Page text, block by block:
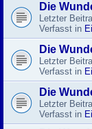
Die
Letzter
Verfasst in
Die
Letzter
Verfasst in
Die
Letzter
Verfasst in